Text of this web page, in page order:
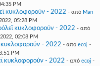
PM
κυκλοφορούν - 2022 - από Man
05:28 PM
κυκλοφορούν - 2022 - από
02:08 PM
κυκλοφορούν - 2022 - από ecoj -
PM
κυκλοφορούν - 2022 - από ecoj -